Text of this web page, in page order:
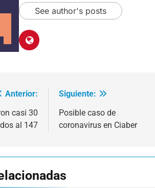
See author's posts
Anterior:
casi 30
al 147
Siguiente:
Posible caso de
coronavirus en Ciaber